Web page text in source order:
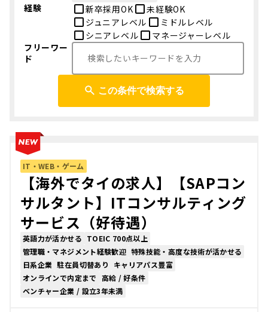
経験
新卒採用OK
未経験OK
ジュニアレベル
ミドルレベル
シニアレベル
マネージャーレベル
フリーワー
ド
この条件で検索する
IT・WEB・ゲーム
【海外でタイの求人】【SAPコン
サルタント】ITコンサルティング
サービス（好待遇）
英語力が活かせる TOEIC 700点以上
管理職・マネジメント経験歓迎 特殊技能・高度な技術が活かせる
日系企業 駐在員切替あり
キャリアパス豊富
オンラインで内定まで 高給 / 好条件
ベンチャー企業 / 設立3年未満